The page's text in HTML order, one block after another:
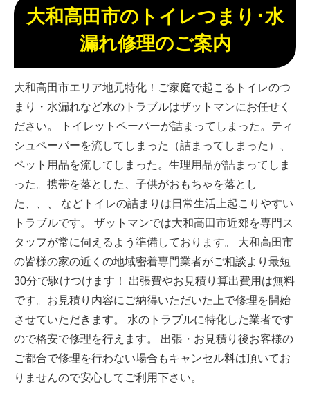
大和高田市のトイレつまり･水
漏れ修理のご案内
大和高田市エリア地元特化！ご家庭で起こるトイレのつ
まり・水漏れなど水のトラブルはザットマンにお任せく
ださい。 トイレットペーパーが詰まってしまった。ティ
シュペーパーを流してしまった（詰まってしまった）、
ペット用品を流してしまった。生理用品が詰まってしま
った。携帯を落とした、子供がおもちゃを落とし
た、、、 などトイレの詰まりは日常生活上起こりやすい
トラブルです。 ザットマンでは大和高田市近郊を専門ス
タッフが常に伺えるよう準備しております。 大和高田市
の皆様の家の近くの地域密着専門業者がご相談より最短
30分で駆けつけます！ 出張費やお見積り算出費用は無料
です。お見積り内容にご納得いただいた上で修理を開始
させていただきます。 水のトラブルに特化した業者です
ので格安で修理を行えます。 出張・お見積り後お客様の
ご都合で修理を行わない場合もキャンセル料は頂いてお
りませんので安心してご利用下さい。